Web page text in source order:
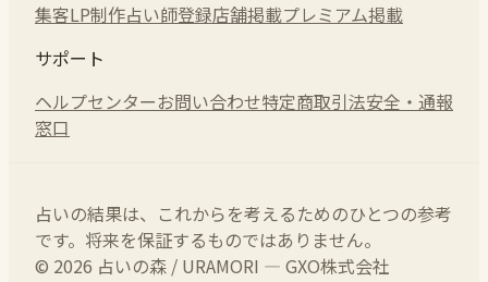
集客LP制作占い師登録店舗掲載プレミアム掲載
サポート
ヘルプセンターお問い合わせ特定商取引法安全・通報
窓口
占いの結果は、これからを考えるためのひとつの参考
です。将来を保証するものではありません。
© 2026 占いの森 / URAMORI — GXO株式会社